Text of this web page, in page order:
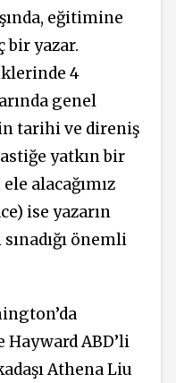
eğitimine
bir yazar.
4
genel
tarihi ve direniş
yatkın bir
alacağımız
ise yazarın
önemli
Hayward ABD’li
Athena Liu